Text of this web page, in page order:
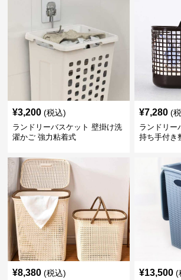
¥3,200 (税込)
ランドリーバスケット 壁掛け洗
濯かご 強力粘着式
¥7,280 (
ランドリー
持ち手付き
¥8,380 (税込) ¥13,500 (